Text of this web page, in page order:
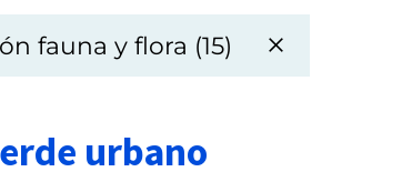
fauna y flora (15)
urbano